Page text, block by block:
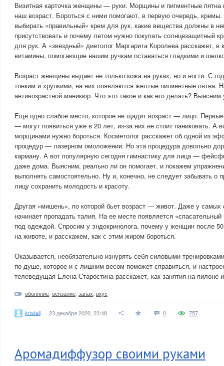
Визитная карточка женщины — руки. Морщины и пигментные
наш возраст. Бороться с ними помогают, в первую очередь, кремы.
выбирать «правильный» крем для рук, какие вещества должны в
присутствовать и почему летом нужно покупать солнцезащитный
для рук. А «звездный» диетолог Маргарита Королева расскажет, в
витамины, помогающие нашим ручкам оставаться гладкими и
Возраст женщины выдает не только кожа на руках, но и ногти. С
тонким и хрупкими, на них появляются желтые пигментные
антивозрастной маникюр. Что это такое и как его делать? Выясним
Еще одно слабое место, которое не щадит возраст — лицо.
— могут появиться уже в 20 лет, из-за них не стоит паниковать. А
морщинами нужно бороться. Косметолог расскажет об одной из
процедур — лазерном омоложении. Но эта процедура довольно
карману. А вот популярную сегодня гимнастику для лица —
даже дома. Выясним, реально ли он помогает, и покажем
выполнять самостоятельно. Ну и, конечно, не следует забывать о
лицу сохранить молодость и красоту.
Другая «мишень», по которой бьет возраст — живот. Даже у самых
начинает пропадать талия. На ее месте появляется
под одеждой. Спросим у эндокринолога, почему у женщин после
на животе, и расскажем, как с этим жиром бороться.
Оказывается, необязательно изнурять себя силовыми
по душе, которое и с лишним весом поможет справиться, и
телеведущая Елена Старостина расскажет, как занятия на пилоне
обоняние осязание запах вкус
kristall 23 декабря 2020, 23:48 0 757
Аромадиффузор своими руками